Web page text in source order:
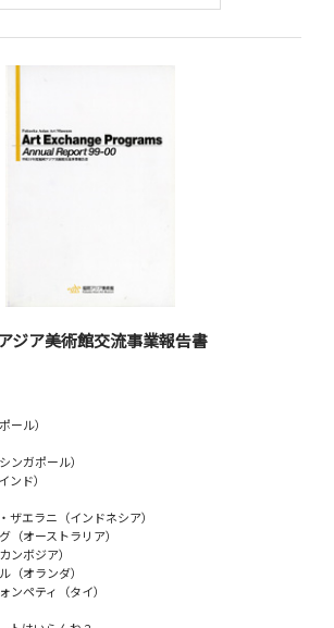
ジア美術館交流事業報告書
ール）
ンガポール）
ンド）
エラニ（インドネシア）
オーストラリア）
ンボジア）
（オランダ）
ンペティ（タイ）